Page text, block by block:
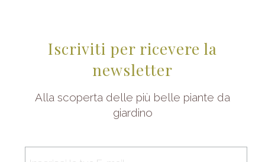
Iscriviti per ricevere la
newsletter
Alla scoperta delle più belle piante da
giardino